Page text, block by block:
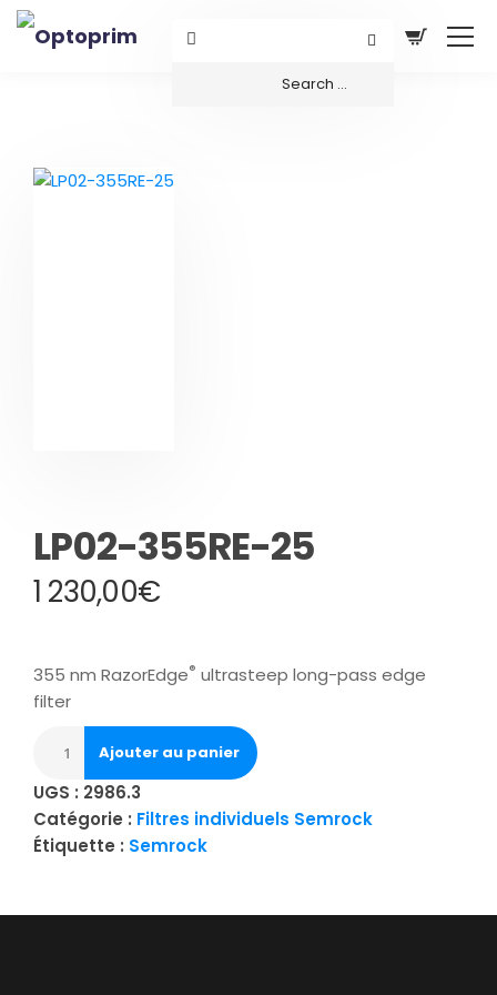
LP02-355RE-25
1 230,00€
355 nm RazorEdge® ultrasteep long-pass edge
filter
Ajouter au panier
UGS : 2986.3
Catégorie : Filtres individuels Semrock
Étiquette : Semrock